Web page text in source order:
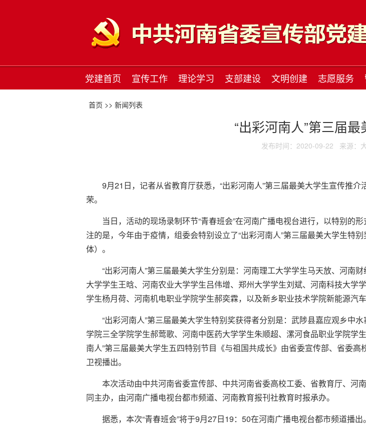
党建首页 宣传工作 理论学习 支部建设 文明创建 志愿服务
首页 >> 新闻列表
“出彩河南人”第三届
发布时间：2020-09-22 来源：
9月21日，记者从省教育厅获悉，“出彩河南人”第三届最美大学生宣传推
荣。
当日，活动的现场录制环节“青春班会”在河南广播电视台进行，以特别的
注的是，今年由于疫情，组委会特别设立了“出彩河南人”第三届最美大学生特
体）。
“出彩河南人”第三届最美大学生分别是：河南理工大学学生马天放、河南
大学学生王晗、河南农业大学学生吕伟增、郑州大学学生刘斌、河南科技大
学生杨月荷、河南机电职业学院学生郝奕霖，以及新乡职业技术学院新能源汽车
“出彩河南人”第三届最美大学生特别奖获得者分别是：武陟县嘉应观乡中
学院三全学院学生郝莺歌、河南中医药大学学生朱顺超、漯河食品职业学院学
南人”第三届最美大学生五四特别节目《与祖国共成长》由省委宣传部、省委
卫视播出。
本次活动由中共河南省委宣传部、中共河南省委高校工委、省教育厅、河
同主办，由河南广播电视台都市频道、河南教育报刊社教育时报承办。
据悉，本次“青春班会”将于9月27日19：50在河南广播电视台都市频道播出